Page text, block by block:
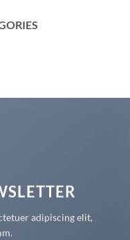
adipiscing elit,